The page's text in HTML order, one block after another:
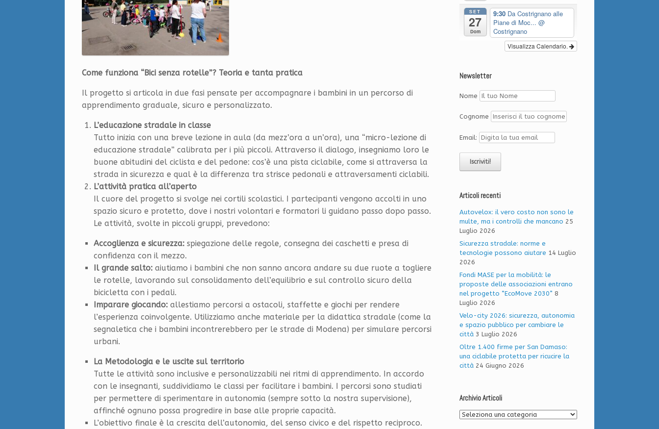
Come funziona “Bici senza rotelle”? Teoria e tanta pratica
Il progetto si articola in due fasi pensate per accompagnare i bambini in un percorso di
apprendimento graduale, sicuro e personalizzato.
L’educazione stradale in classe
Tutto inizia con una breve lezione in aula (da mezz’ora a un’ora), una “micro-lezione di
educazione stradale” calibrata per i più piccoli. Attraverso il dialogo, insegniamo loro le
buone abitudini del ciclista e del pedone: cos’è una pista ciclabile, come si attraversa la
strada in sicurezza e qual è la differenza tra strisce pedonali e attraversamenti ciclabili.
L’attività pratica all’aperto
Il cuore del progetto si svolge nei cortili scolastici. I partecipanti vengono accolti in uno
spazio sicuro e protetto, dove i nostri volontari e formatori li guidano passo dopo passo.
Le attività, svolte in piccoli gruppi, prevedono:
Accoglienza e sicurezza: spiegazione delle regole, consegna dei caschetti e presa di
confidenza con il mezzo.
Il grande salto: aiutiamo i bambini che non sanno ancora andare su due ruote a togliere
le rotelle, lavorando sul consolidamento dell’equilibrio e sul controllo sicuro della
bicicletta con i pedali.
Imparare giocando: allestiamo percorsi a ostacoli, staffette e giochi per rendere
l’esperienza coinvolgente. Utilizziamo anche materiale per la didattica stradale (come la
segnaletica che i bambini incontrerebbero per le strade di Modena) per simulare percorsi
urbani.
La Metodologia e le uscite sul territorio
Tutte le attività sono inclusive e personalizzabili nei ritmi di apprendimento. In accordo
con le insegnanti, suddividiamo le classi per facilitare i bambini. I percorsi sono studiati
per permettere di sperimentare in autonomia (sempre sotto la nostra supervisione),
affinché ognuno possa progredire in base alle proprie capacità.
L’obiettivo finale è la crescita dell’autonomia, del senso civico e del rispetto reciproco.
SET
27
Dom
9:30 Da Costrignano alle
Piane di Moc... @
Costrignano
Visualizza Calendario.
Newsletter
Nome
Cognome
Email:
Articoli recenti
Autovelox: il vero costo non sono le
multe, ma i controlli che mancano 25
Luglio 2026
Sicurezza stradale: norme e
tecnologie possono aiutare 14 Luglio
2026
Fondi MASE per la mobilità: le
proposte delle associazioni entrano
nel progetto “EcoMove 2030” 8
Luglio 2026
Velo-city 2026: sicurezza, autonomia
e spazio pubblico per cambiare le
città 3 Luglio 2026
Oltre 1.400 firme per San Damaso:
una ciclabile protetta per ricucire la
città 24 Giugno 2026
Archivio Articoli
Archivio